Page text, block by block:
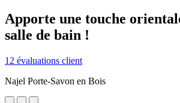
Apporte une touche
salle de bain !
12 évaluations client
Najel Porte-Savon en Bois